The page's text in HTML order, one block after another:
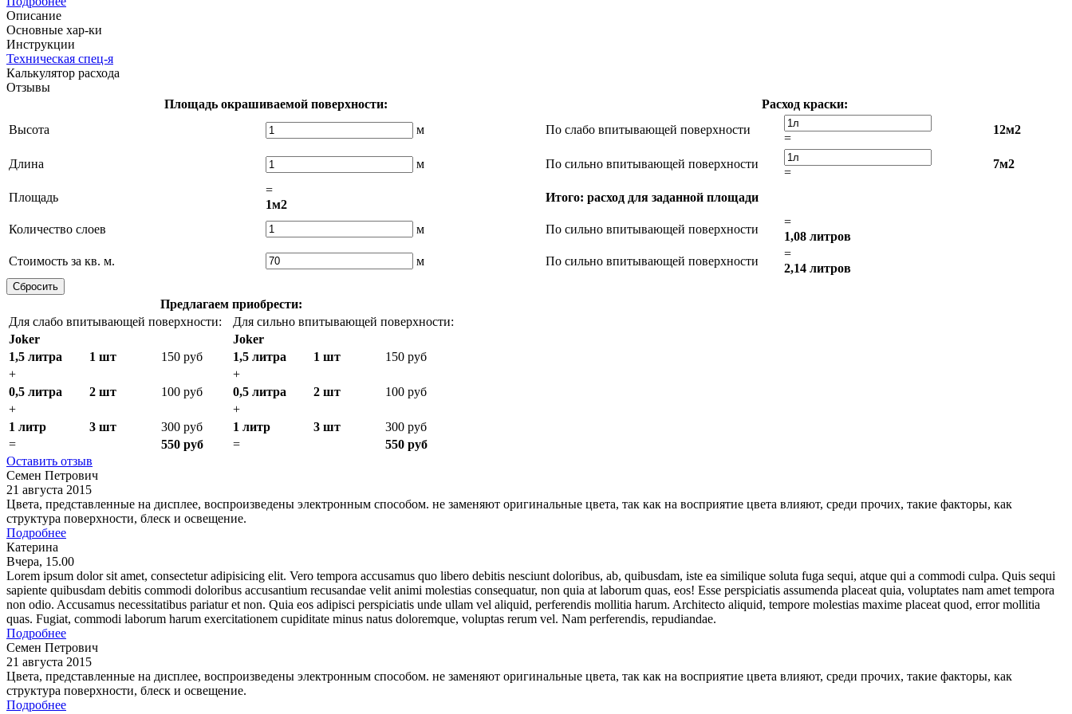
Описание
Основные хар-ки
Инструкции
Техническая спец-я
Калькулятор расхода
Отзывы
Площадь окрашиваемой поверхности:
Расход краски:
Высота
м По слабо впитывающей поверхности
=
12м2
Длина м По сильно впитывающей поверхности
=
7м2
Площадь
=
1м2
Итого: расход для заданной площади
Количество слоев м По сильно впитывающей поверхности
=
1,08 литров
Стоимость за кв. м.
м По сильно впитывающей поверхности
=
2,14 литров
Предлагаем приобрести:
Для слабо впитывающей поверхности:
Для сильно впитывающей поверхности:
Joker
Joker
1,5 литра
1 шт 150 руб 1,5 литра 1 шт
150 руб
+
+
0,5 литра
2 шт 100 руб 0,5 литра 2 шт
100 руб
+
+
1 литр
3 шт 300 руб 1 литр 3 шт
300 руб
=
550 руб =
550 руб
Оставить отзыв
Семен Петрович
21 августа 2015
Цвета, представленные на дисплее, воспроизведены электронным способом. не заменяют оригинальные цвета, так как на восприятие цвета влияют, среди прочих, такие факторы, как
структура поверхности, блеск и освещение.
Подробнее
Катерина
Вчера, 15.00
Lorem ipsum dolor sit amet, consectetur adipisicing elit. Vero tempora accusamus quo libero debitis nesciunt doloribus, ab, quibusdam, iste ea similique soluta fuga sequi, atque qui a commodi culpa. Quis sequi
sapiente quibusdam debitis commodi doloribus accusantium recusandae velit animi molestias consequatur, non quia at laborum quas, eos! Esse perspiciatis assumenda placeat quia, voluptates nam amet tempora
non odio. Accusamus necessitatibus pariatur et non. Quia eos adipisci perspiciatis unde ullam vel aliquid, perferendis mollitia harum. Architecto aliquid, tempore molestias maxime placeat quod, error mollitia
quas. Fugiat, commodi laborum harum exercitationem cupiditate minus natus doloremque, voluptas rerum vel. Nam perferendis, repudiandae.
Подробнее
Семен Петрович
21 августа 2015
Цвета, представленные на дисплее, воспроизведены электронным способом. не заменяют оригинальные цвета, так как на восприятие цвета влияют, среди прочих, такие факторы, как
структура поверхности, блеск и освещение.
Подробнее